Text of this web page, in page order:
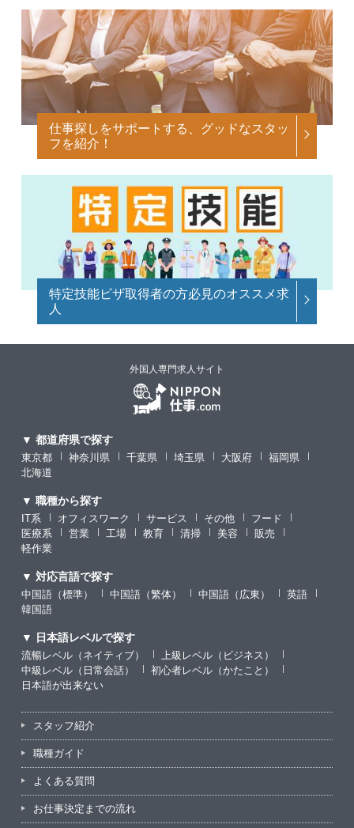
仕事探しをサポートする、グッドなスタッ
フを紹介！
特定技能ビザ取得者の方必見のオススメ求
人
外国人専門求人サイト
▼ 都道府県で探す
東京都 神奈川県 千葉県 埼玉県 大阪府
福岡県
北海道
▼ 職種から探す
IT系 オフィスワーク サービス その他
フード
医療系
営業 工場 教育 清掃 美容
販売
軽作業
▼ 対応言語で探す
中国語（標準） 中国語（繁体） 中国語（広東）
英語
韓国語
▼ 日本語レベルで探す
流暢レベル（ネイティブ）
上級レベル（ビジネス）
中級レベル（日常会話）
初心者レベル（かたこと）
日本語が出来ない
スタッフ紹介
職種ガイド
よくある質問
お仕事決定までの流れ